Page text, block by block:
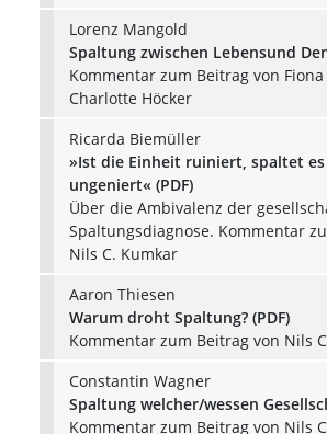
Lorenz Mangold
Spaltung zwischen Lebensund
Kommentar zum Beitrag von
Charlotte Höcker
Ricarda Biemüller
»Ist die Einheit ruiniert, spaltet es
ungeniert« (PDF)
Über die Ambivalenz der
Spaltungsdiagnose. Kommentar
Nils C. Kumkar
Aaron Thiesen
Warum droht Spaltung? (PDF)
Kommentar zum Beitrag von Nils
Constantin Wagner
Spaltung welcher/wessen
Kommentar zum Beitrag von Nils